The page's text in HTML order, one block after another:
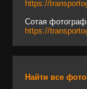
https://
Сотая
https://
Найти все